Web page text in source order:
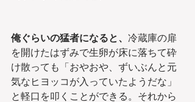
俺ぐらいの猛者になると、 冷蔵庫の扉
を開けたはずみで生卵が床に落ちて砕
け散っても「おやおや、ずいぶんと元
気なヒヨッコが入っていたようだな」
と軽口を叩くことができる。それから